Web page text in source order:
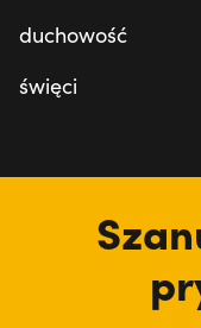
duchowość
święci